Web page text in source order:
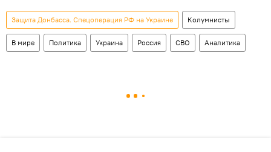
Защита Донбасса. Спецоперация РФ на Украине Колумнисты
В мире Политика Украина Россия СВО Аналитика